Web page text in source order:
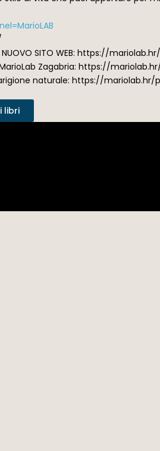
IL NUOVO SITO WEB: https://mariolab.hr/
Zagabria: https://
naturale: https://
libri